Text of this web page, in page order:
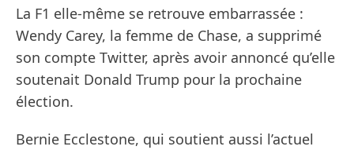
La F1 elle-même se retrouve embarrassée :
Wendy Carey, la femme de Chase, a supprimé
son compte Twitter, après avoir annoncé qu’elle
soutenait Donald Trump pour la prochaine
élection.
Bernie Ecclestone, qui soutient aussi l’actuel